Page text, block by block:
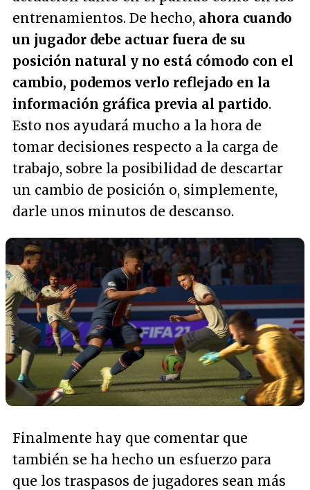
entrenamientos. De hecho, ahora cuando
un jugador debe actuar fuera de su
posición natural y no está cómodo con el
cambio, podemos verlo reflejado en la
información gráfica previa al partido.
Esto nos ayudará mucho a la hora de
tomar decisiones respecto a la carga de
trabajo, sobre la posibilidad de descartar
un cambio de posición o, simplemente,
darle unos minutos de descanso.
Finalmente hay que comentar que
también se ha hecho un esfuerzo para
que los traspasos de jugadores sean más